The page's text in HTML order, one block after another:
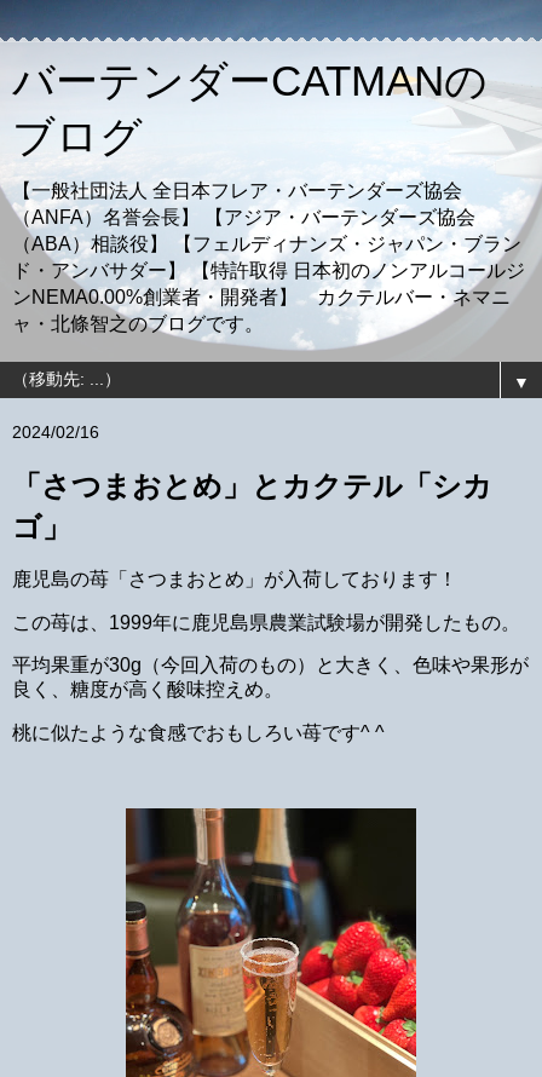
バーテンダーCATMANの
ブログ
【一般社団法人 全日本フレア・バーテンダーズ協会
（ANFA）名誉会長】 【アジア・バーテンダーズ協会
（ABA）相談役】 【フェルディナンズ・ジャパン・ブラン
ド・アンバサダー】 【特許取得 日本初のノンアルコールジ
ンNEMA0.00%創業者・開発者】 カクテルバー・ネマニ
ャ・北條智之のブログです。
▼
2024/02/16
「さつまおとめ」とカクテル「シカ
ゴ」
鹿児島の苺「さつまおとめ」が入荷しております！
この苺は、1999年に鹿児島県農業試験場が開発したもの。
平均果重が30g（今回入荷のもの）と大きく、色味や果形が
良く、糖度が高く酸味控えめ。
桃に似たような食感でおもしろい苺です^ ^